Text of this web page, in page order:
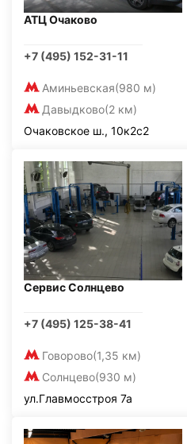
АТЦ Очаково
+7 (495) 152-31-11
Аминьевская(980 м)
Давыдково(2 км)
Очаковское ш., 10к2с2
Сервис Солнцево
+7 (495) 125-38-41
Говорово(1,35 км)
Солнцево(930 м)
ул.Главмосстроя 7а